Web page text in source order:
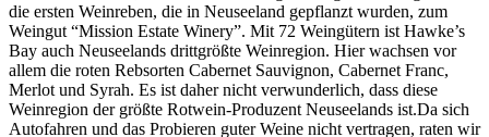
die ersten Weinreben, die in Neuseeland gepflanzt wurden, zum
Weingut “Mission Estate Winery”. Mit 72 Weingütern ist Hawke’s
Bay auch Neuseelands drittgrößte Weinregion. Hier wachsen vor
allem die roten Rebsorten Cabernet Sauvignon, Cabernet Franc,
Merlot und Syrah. Es ist daher nicht verwunderlich, dass diese
Weinregion der größte Rotwein-Produzent Neuseelands ist.Da sich
Autofahren und das Probieren guter Weine nicht vertragen, raten wir